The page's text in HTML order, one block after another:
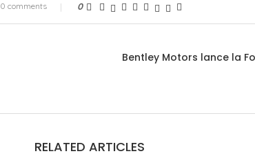
0 comments 0
Bentley Motors lance la
RELATED ARTICLES